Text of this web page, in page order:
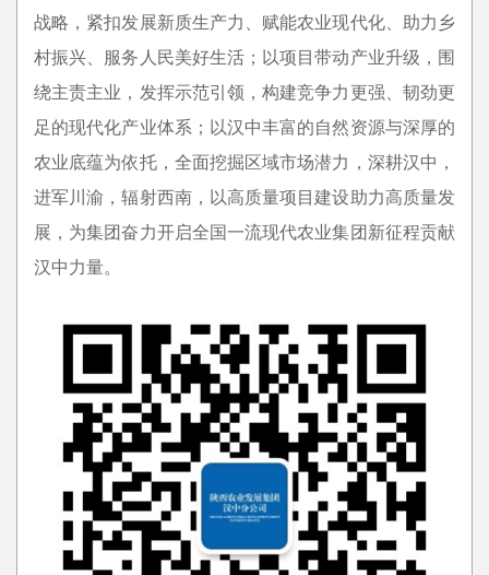
战略，紧扣发展新质生产力、赋能农业现代化、助力乡
村振兴、服务人民美好生活；以项目带动产业升级，围
绕主责主业，发挥示范引领，构建竞争力更强、韧劲更
足的现代化产业体系；以汉中丰富的自然资源与深厚的
农业底蕴为依托，全面挖掘区域市场潜力，深耕汉中，
进军川渝，辐射西南，以高质量项目建设助力高质量发
展，为集团奋力开启全国一流现代农业集团新征程贡献
汉中力量。